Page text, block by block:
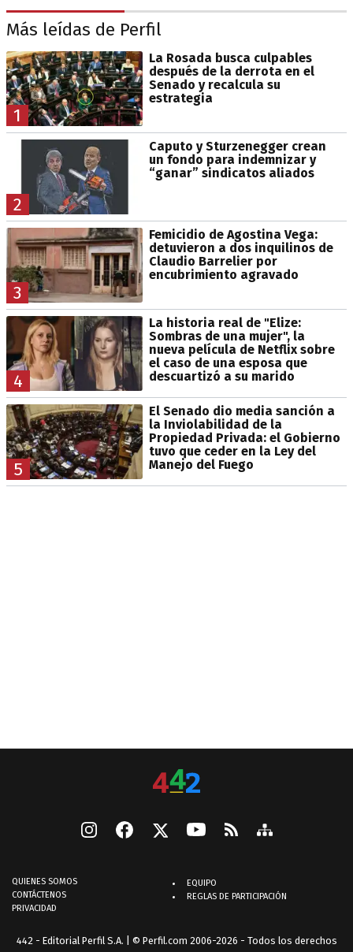
Más leídas de Perfil
1
La Rosada busca culpables
después de la derrota en el
Senado y recalcula su
estrategia
2
Caputo y Sturzenegger crean
un fondo para indemnizar y
“ganar” sindicatos aliados
3
Femicidio de Agostina Vega:
detuvieron a dos inquilinos de
Claudio Barrelier por
encubrimiento agravado
4
La historia real de "Elize:
Sombras de una mujer", la
nueva película de Netflix sobre
el caso de una esposa que
descuartizó a su marido
5
El Senado dio media sanción a
la Inviolabilidad de la
Propiedad Privada: el Gobierno
tuvo que ceder en la Ley del
Manejo del Fuego
QUIENES SOMOS
CONTÁCTENOS
PRIVACIDAD
EQUIPO
REGLAS DE PARTICIPACIÓN
442 - Editorial Perfil S.A. | © Perfil.com 2006-2026 - Todos los derechos